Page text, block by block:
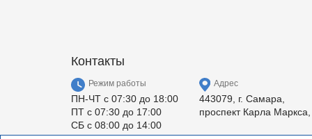
Контакты
Режим работы
ПН-ЧТ с 07:30 до 18:00
ПТ с 07:30 до 17:00
СБ с 08:00 до 14:00
Адрес
443079, г. Самара,
проспект Карла